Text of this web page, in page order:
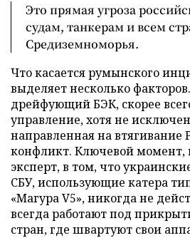
Это прямая угроза
судам, танкерам и всем
Средиземноморья.
Что касается румынского
выделяет несколько
дрейфующий БЭК, скорее
управление, хотя не
направленная на втягивание
конфликт. Ключевой момент,
эксперт, в том, что
СБУ, использующие катера
«Магура V5», никогда не
всегда работают под
стран, где швартуют свои